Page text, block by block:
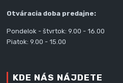
Otváracia doba predajne:
Pondelok - štvrtok: 9.00 - 16.00
Piatok: 9.00 - 15.00
KDE NÁS NÁJDETE